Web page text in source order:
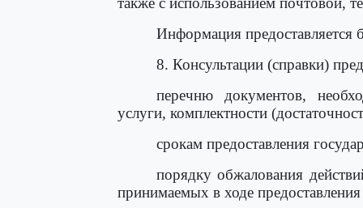
Информация предоставляется
8. Консультации (справки)
перечню документов,
услуги, комплектности
срокам предоставления
порядку обжалования
принимаемых в ходе